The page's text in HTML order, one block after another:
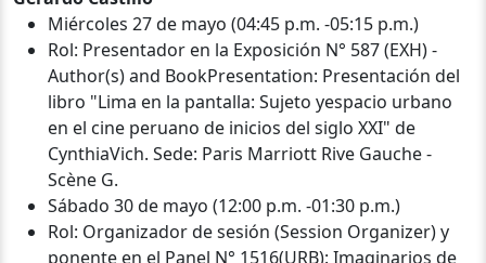
Miércoles 27 de mayo (04:45 p.m. -05:15 p.m.)
Rol: Presentador en la Exposición N° 587 (EXH) -
Author(s) and BookPresentation: Presentación del
libro "Lima en la pantalla: Sujeto yespacio urbano
en el cine peruano de inicios del siglo XXI" de
CynthiaVich. Sede: Paris Marriott Rive Gauche -
Scène G.
Sábado 30 de mayo (12:00 p.m. -01:30 p.m.)
Rol: Organizador de sesión (Session Organizer) y
ponente en el Panel N° 1516(URB): Imaginarios de